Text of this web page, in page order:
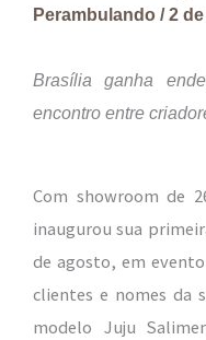
Perambulando /2
Brasília ganha
encontro entre
Com showroom de
inaugurou sua
de agosto, em
clientes e nomes da
modelo Juju